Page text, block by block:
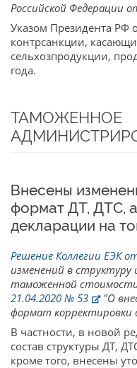
Российской Федерации
Указом Президента РФ
контрсанкции,
сельхозпродукции,
года.
ТАМОЖЕННОЕ
Внесены
формат ДТ, ДТС,
декларации на
Решение Коллегии ЕЭК
изменений в
таможенной
21.04.2020 № 53
"О
формат корректировки
В частности, в новой
состав структуры ДТ,
кроме того, внесены